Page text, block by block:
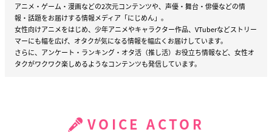
アニメ・ゲーム・漫画などの2次元コンテンツや、声優・舞台・俳優などの情
報・話題をお届けする情報メディア「にじめん」。
女性向けアニメをはじめ、少年アニメやキャラクター作品、VTuberなどストリー
マーにも幅を広げ、オタクが気になる情報を幅広くお届けしています。
さらに、アンケート・ランキング・オタ活（推し活）お役立ち情報など、女性オ
タクがワクワク楽しめるようなコンテンツも発信しています。
VOICE ACTOR